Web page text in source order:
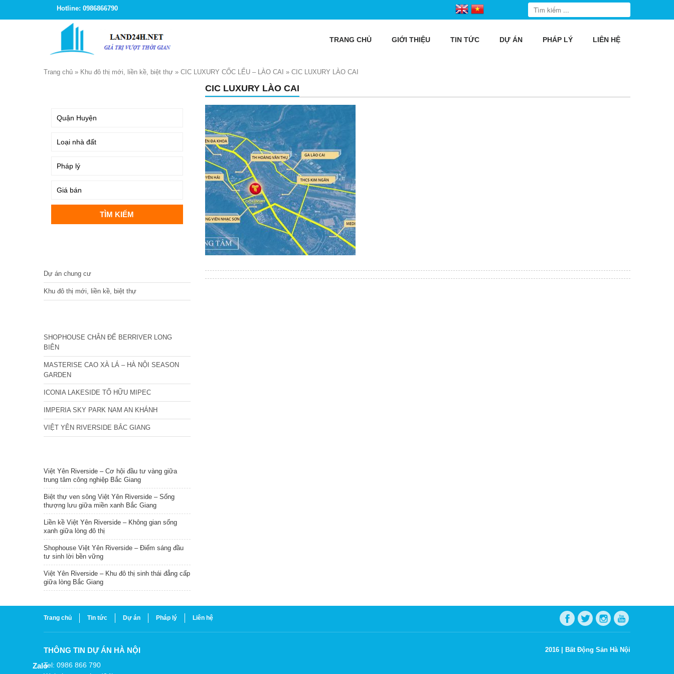
Hotline: 0986866790
TRANG CHỦ GIỚI THIỆU TIN TỨC DỰ ÁN PHÁP LÝ LIÊN HỆ
Trang chủ » Khu đô thị mới, liền kề, biệt thự » CIC LUXURY CỐC LẾU – LÀO CAI » CIC LUXURY LÀO CAI
CIC LUXURY LÀO CAI
Dự án chung cư
Khu đô thị mới, liền kề, biệt thự
SHOPHOUSE CHÂN ĐẾ BERRIVER LONG
BIÊN
MASTERISE CAO XÀ LÁ – HÀ NỘI SEASON
GARDEN
ICONIA LAKESIDE TỐ HỮU MIPEC
IMPERIA SKY PARK NAM AN KHÁNH
VIỆT YÊN RIVERSIDE BẮC GIANG
Việt Yên Riverside – Cơ hội đầu tư vàng giữa
trung tâm công nghiệp Bắc Giang
Biệt thự ven sông Việt Yên Riverside – Sống
thượng lưu giữa miền xanh Bắc Giang
Liền kề Việt Yên Riverside – Không gian sống
xanh giữa lòng đô thị
Shophouse Việt Yên Riverside – Điểm sáng đầu
tư sinh lời bền vững
Việt Yên Riverside – Khu đô thị sinh thái đẳng cấp
giữa lòng Bắc Giang
Trang chủ Tin tức Dự án Pháp lý Liên hệ
THÔNG TIN DỰ ÁN HÀ NỘI
Tel: 0986 866 790
2016 | Bất Động Sản Hà Nội
Zalo